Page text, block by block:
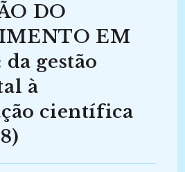
DO
EM
gestão
à
científica